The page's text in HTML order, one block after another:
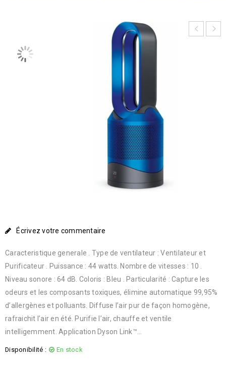
Écrivez votre commentaire
Caracteristique generale . Type de ventilateur : Ventilateur et
Purificateur . Puissance : 44 watts. Nombre de vitesses : 10 .
Niveau sonore : 64 dB. Coloris : Bleu . Particularité : Capture les
odeurs et les composants toxiques, élimine automatique 99,95%
d’allergènes et polluants. Diffuse l’air pur de façon homogène,
rafraichit l’air en été. Purifie l’air, chauffe et ventile
intelligemment. Application Dyson Link™…
Disponibilité : En stock